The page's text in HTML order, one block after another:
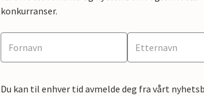
konkurranser.
Du kan til enhver tid avmelde deg fra vårt